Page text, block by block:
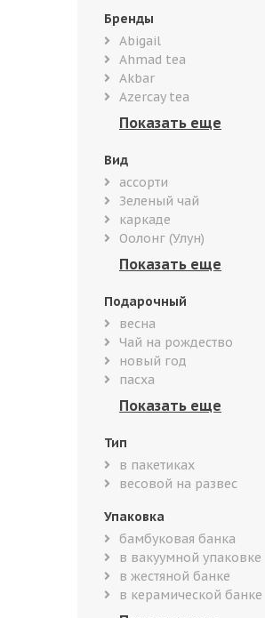
Бренды
Abigail
Ahmad tea
Akbar
Azercay tea
Вид
ассорти
Зеленый чай
каркаде
Оолонг (Улун)
Подарочный
весна
Чай на рождество
новый год
пасха
Тип
в пакетиках
весовой на развес
Упаковка
бамбуковая банка
в вакуумной упаковке
в жестяной банке
в керамической банке